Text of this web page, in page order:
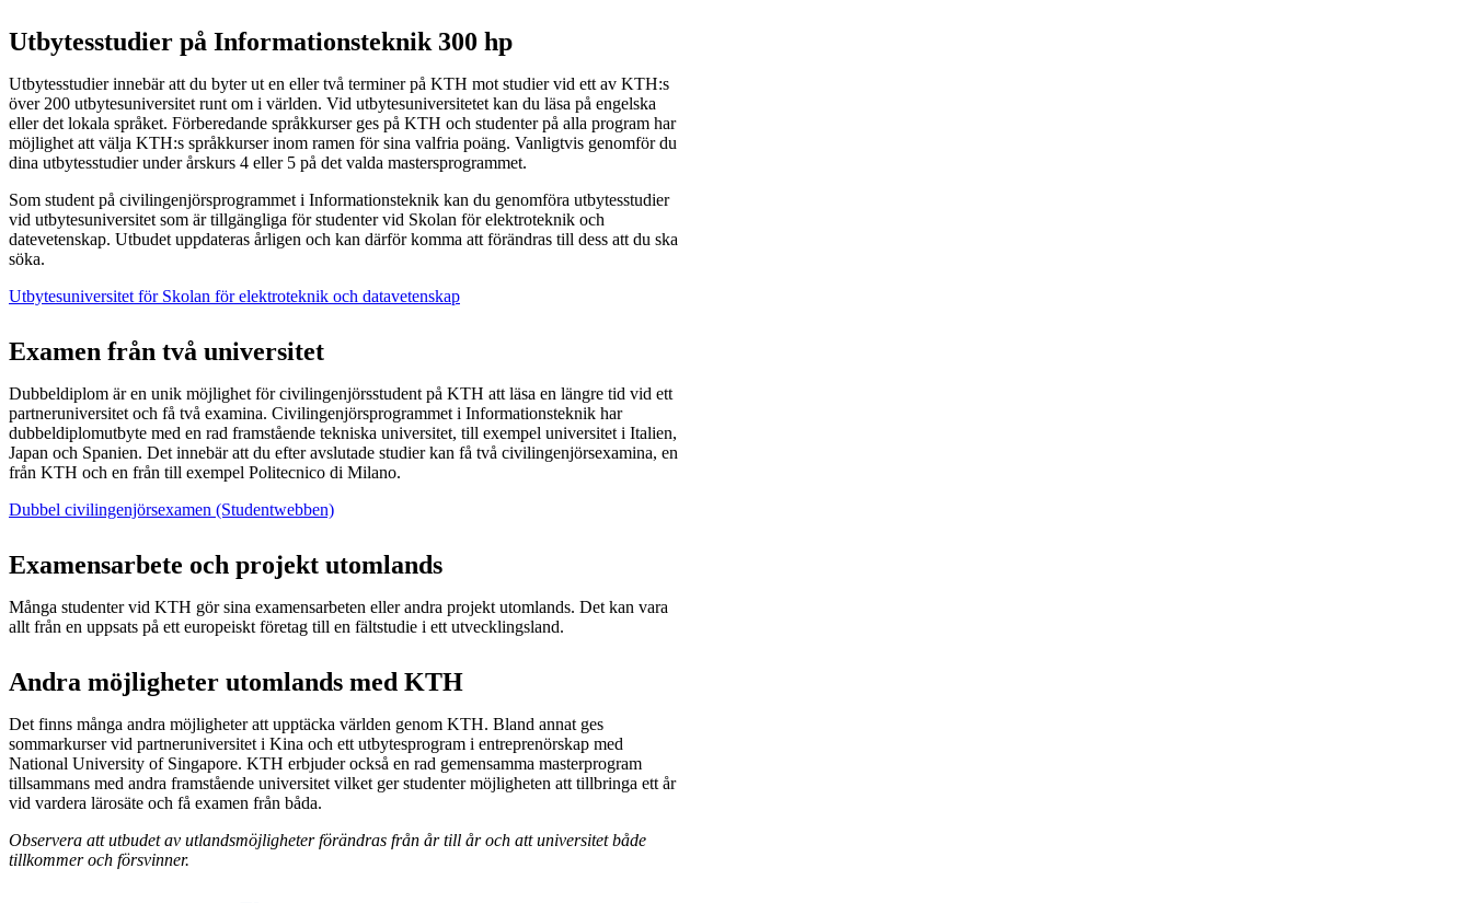
Utbytesstudier på Informationsteknik 300 hp
Utbytesstudier innebär att du byter ut en eller två terminer på KTH mot studier vid ett av KTH:s
över 200 utbytesuniversitet runt om i världen. Vid utbytesuniversitetet kan du läsa på engelska
eller det lokala språket. Förberedande språkkurser ges på KTH och studenter på alla program har
möjlighet att välja KTH:s språkkurser inom ramen för sina valfria poäng. Vanligtvis genomför du
dina utbytesstudier under årskurs 4 eller 5 på det valda mastersprogrammet.
Som student på civilingenjörsprogrammet i Informationsteknik kan du genomföra utbytesstudier
vid utbytesuniversitet som är tillgängliga för studenter vid Skolan för elektroteknik och
datevetenskap. Utbudet uppdateras årligen och kan därför komma att förändras till dess att du ska
söka.
Utbytesuniversitet för Skolan för elektroteknik och datavetenskap
Examen från två universitet
Dubbeldiplom är en unik möjlighet för civilingenjörsstudent på KTH att läsa en längre tid vid ett
partneruniversitet och få två examina. Civilingenjörsprogrammet i Informationsteknik har
dubbeldiplomutbyte med en rad framstående tekniska universitet, till exempel universitet i Italien,
Japan och Spanien. Det innebär att du efter avslutade studier kan få två civilingenjörsexamina, en
från KTH och en från till exempel Politecnico di Milano.
Dubbel civilingenjörsexamen (Studentwebben)
Examensarbete och projekt utomlands
Många studenter vid KTH gör sina examensarbeten eller andra projekt utomlands. Det kan vara
allt från en uppsats på ett europeiskt företag till en fältstudie i ett utvecklingsland.
Andra möjligheter utomlands med KTH
Det finns många andra möjligheter att upptäcka världen genom KTH. Bland annat ges
sommarkurser vid partneruniversitet i Kina och ett utbytesprogram i entreprenörskap med
National University of Singapore. KTH erbjuder också en rad gemensamma masterprogram
tillsammans med andra framstående universitet vilket ger studenter möjligheten att tillbringa ett år
vid vardera lärosäte och få examen från båda.
Observera att utbudet av utlandsmöjligheter förändras från år till år och att universitet både
tillkommer och försvinner.